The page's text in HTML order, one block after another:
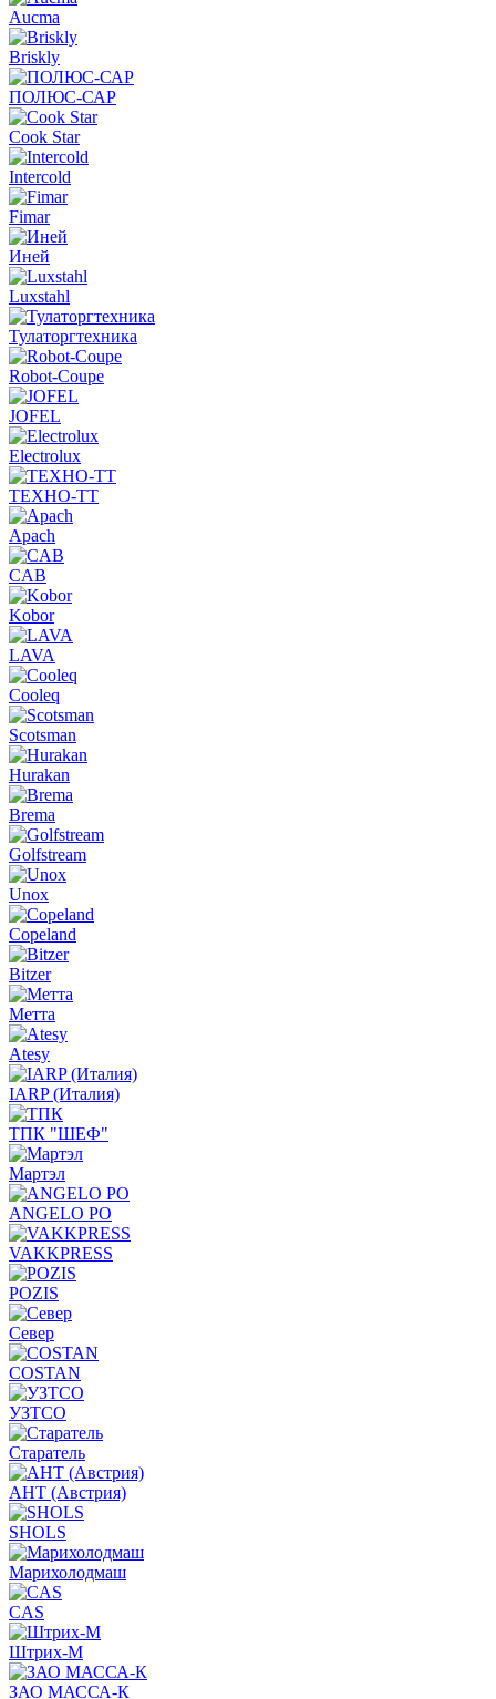
Aucma
Briskly
ПОЛЮС-САР
Cook Star
Intercold
Fimar
Иней
Luxstahl
Тулаторгтехника
Robot-Coupe
JOFEL
Electrolux
ТЕХНО-ТТ
Apach
CAB
Kobor
LAVA
Cooleq
Scotsman
Hurakan
Brema
Golfstream
Unox
Copeland
Bitzer
Метта
Atesy
IARP (Италия)
ТПК "ШЕФ"
Мартэл
ANGELO PO
VAKKPRESS
POZIS
Север
COSTAN
УЗТСО
Старатель
АНТ (Австрия)
SHOLS
Марихолодмаш
CAS
Штрих-М
ЗАО МАССА-К